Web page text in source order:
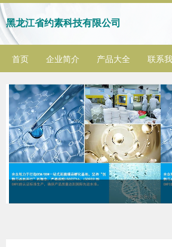
黑龙江省约素科技有限公司
首页 企业简介 产品大全 联系